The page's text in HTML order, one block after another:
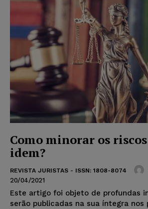
Como minorar os
idem?
REVISTA JURISTAS - ISSN: 1808-8074
20/04/2021
Este artigo foi objeto de profundas
serão publicadas na sua íntegra nos